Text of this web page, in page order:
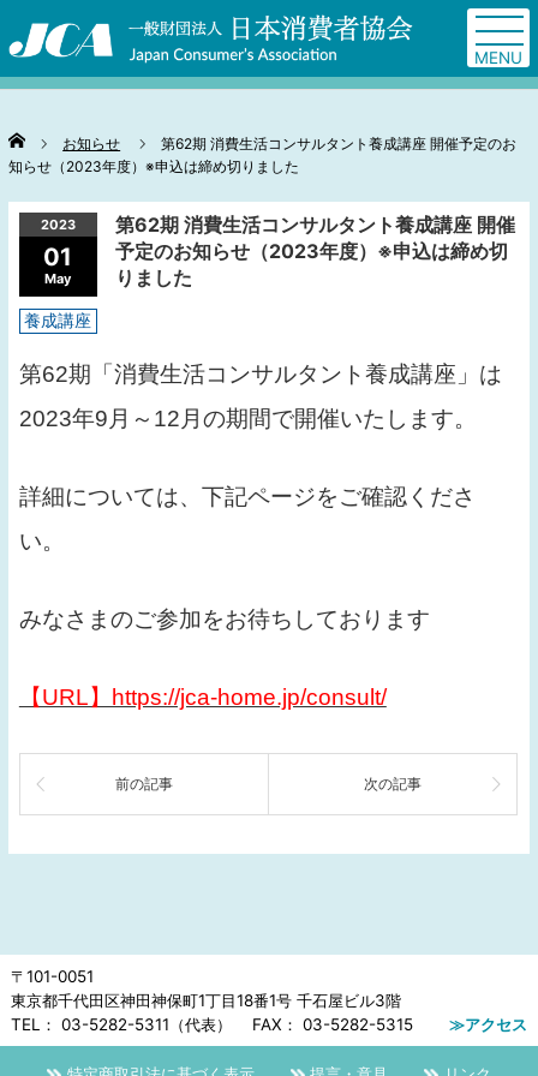
Home お知らせ
第62期 消費生活コンサルタント養成講座 開催予定のお
知らせ（2023年度）※申込は締め切りました
2023
01
May
養成講座
第62期 消費生活コンサルタント養成講座 開催
予定のお知らせ（2023年度）※申込は締め切
りました
第62期「消費生活コンサルタント養成講座」は
2023年9月～12月の期間で開催いたします。
詳細については、下記ページをご確認くださ
い。
みなさまのご参加をお待ちしております
【URL】https://jca-home.jp/consult/
前の記事 次の記事
〒101-0051
東京都千代田区神田神保町1丁目18番1号 千石屋ビル3階
TEL： 03-5282-5311（代表） FAX： 03-5282-5315
アクセス